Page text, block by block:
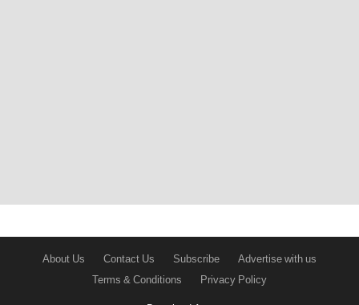
About Us Contact Us Subscribe
Advertise with us
Terms & Conditions
Privacy Policy